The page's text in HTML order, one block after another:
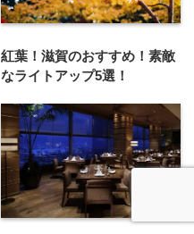
紅葉！滋賀のおすすめ！素敵
なライトアップ5選！